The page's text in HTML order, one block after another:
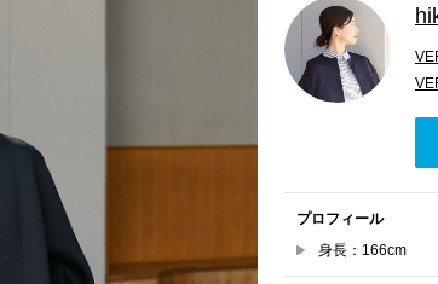
プロフィール
身長：166cm